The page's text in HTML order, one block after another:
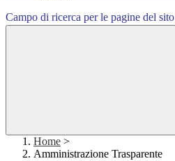
Campo di ricerca per le pagine del sito
Home >
Amministrazione Trasparente